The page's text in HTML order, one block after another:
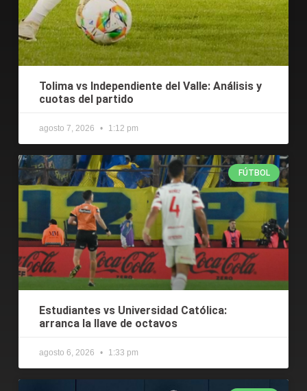
Tolima vs Independiente del Valle: Análisis y
cuotas del partido
agosto 7, 2026 1:12 pm
FÚTBOL
Estudiantes vs Universidad Católica:
arranca la llave de octavos
agosto 6, 2026 1:33 pm